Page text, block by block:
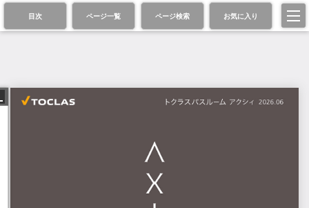
目次 ページ一覧 ページ検索 お気に入り